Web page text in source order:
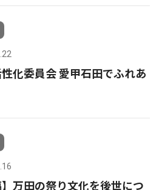
化委員会 愛甲石田でふれあ
】万田の祭り文化を後世につ